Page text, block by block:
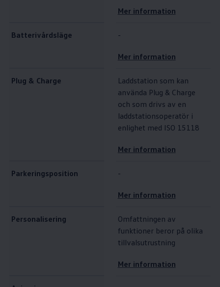
Mer information
Batterivårdsläge -
Mer information
Plug & Charge
Laddstation som kan
använda Plug & Charge
och som drivs av en
laddstationsoperatör i
enlighet med ISO 15118
Mer information
Parkeringsposition -
Mer information
Personalisering
Omfattningen av
funktioner beror på olika
tillvalsutrustning
Mer information